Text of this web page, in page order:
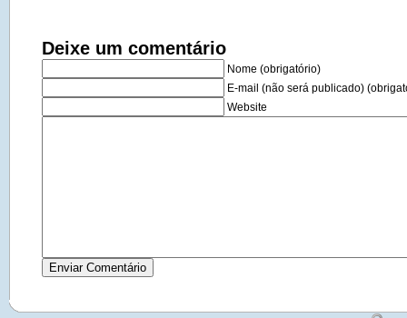
Deixe um comentário
Nome (obrigatório)
E-mail (não será publicado)
Website